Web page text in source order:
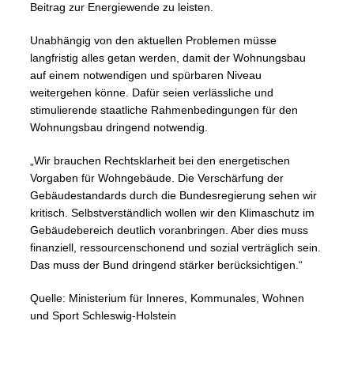
Beitrag zur Energiewende zu leisten.
Unabhängig von den aktuellen Problemen müsse
langfristig alles getan werden, damit der Wohnungsbau
auf einem notwendigen und spürbaren Niveau
weitergehen könne. Dafür seien verlässliche und
stimulierende staatliche Rahmenbedingungen für den
Wohnungsbau dringend notwendig.
„Wir brauchen Rechtsklarheit bei den energetischen
Vorgaben für Wohngebäude. Die Verschärfung der
Gebäudestandards durch die Bundesregierung sehen wir
kritisch. Selbstverständlich wollen wir den Klimaschutz im
Gebäudebereich deutlich voranbringen. Aber dies muss
finanziell, ressourcenschonend und sozial verträglich sein.
Das muss der Bund dringend stärker berücksichtigen.“
Quelle: Ministerium für Inneres, Kommunales, Wohnen
und Sport Schleswig-Holstein